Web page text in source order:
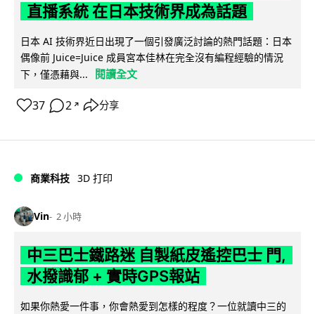
直播系統 在日本技術界成為話題
日本 AI 技術界近日出現了一個引發廣泛討論的熱門話題：日本
偶像前 Juice=Juice 成員宮本佳林在完全沒有編程經驗的情況
下，僅憑藉與...
閱讀全文
37 2 ↗ 分享
商業科技 3D 打印
Vin 2 小時
中三巴士鐵路迷 自製紙皮遙控巴士 門,
水撥識郁 + 實時GPS報站
如果你熱愛一件事，你會熱愛到怎樣的程度？一位就讀中三的